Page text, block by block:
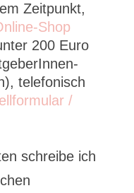
Zeitpunkt,
Shop
200 Euro
telefonisch
/
schreibe ich